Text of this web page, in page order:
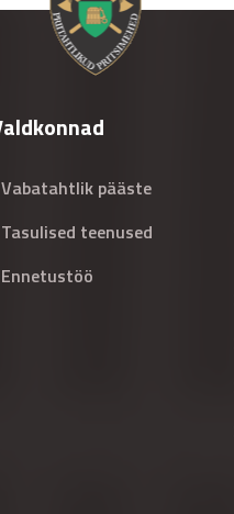
Vabatahtlik pääste
Tasulised teenused
Ennetustöö